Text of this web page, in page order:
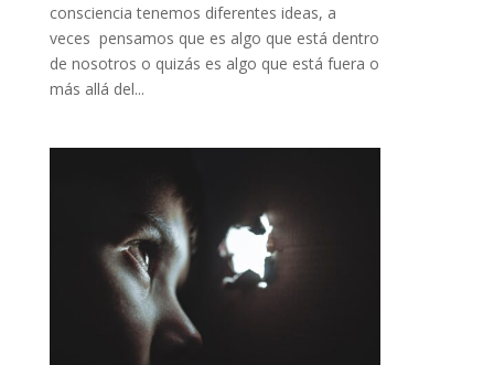
consciencia tenemos diferentes ideas, a
veces pensamos que es algo que está dentro
de nosotros o quizás es algo que está fuera o
más allá del...